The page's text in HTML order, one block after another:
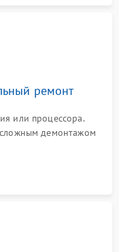
ремонт
или процессора.
демонтажом
дорожек,
EEPROM